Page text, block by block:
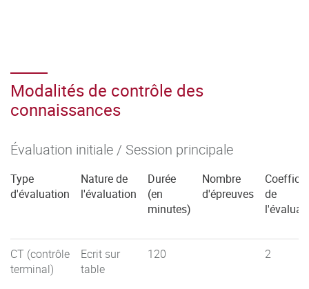
Modalités de contrôle des
connaissances
Évaluation initiale / Session principale
Type
d'évaluation
Nature de
l'évaluation
Durée
(en
minutes)
Nombre
d'épreuves
de
CT (contrôle
terminal)
Ecrit sur
table
120 2